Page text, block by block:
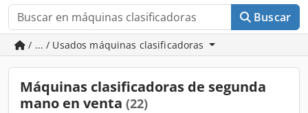
Buscar
/ ... / Usados máquinas clasificadoras
Máquinas clasificadoras de segunda
mano en venta (22)